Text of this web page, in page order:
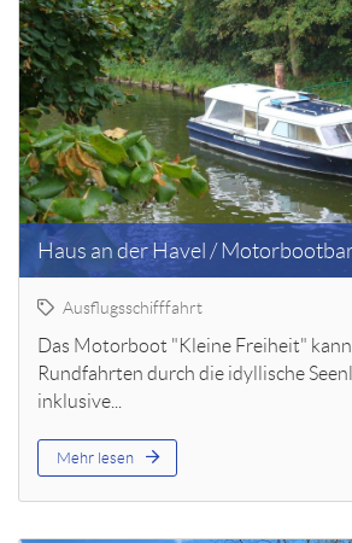
Haus an der Havel /
Ausflugsschifffahrt
Das Motorboot "Kleine Freiheit"
Rundfahrten durch die idyllische
inklusive...
Mehr lesen